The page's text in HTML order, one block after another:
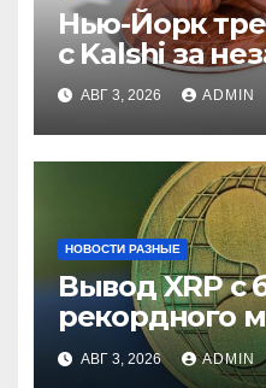
Нью-Йорк
с Kalshi за
ставки
АВГ 3, 2026 ADMIN
НОВОСТИ РАЗНЫЕ
Вывод XRP с
рекордного
летАВГ 3, 2026 ADMIN